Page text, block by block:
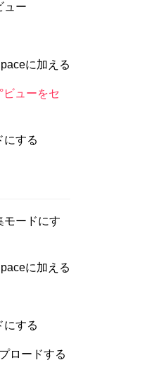
ュー
に加える
ューをセ
にする
モードにす
に加える
にする
ロードする